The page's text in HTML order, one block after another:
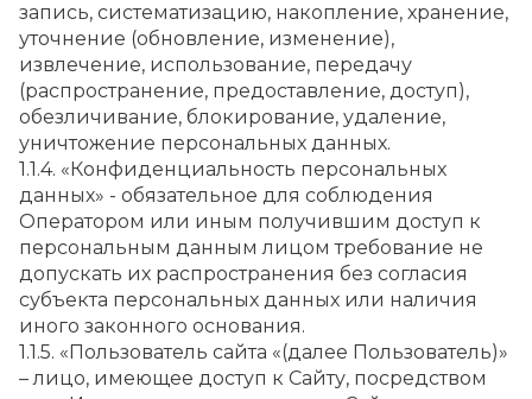
запись, систематизацию, накопление, хранение,
уточнение (обновление, изменение),
извлечение, использование, передачу
(распространение, предоставление, доступ),
обезличивание, блокирование, удаление,
уничтожение персональных данных.
1.1.4. «Конфиденциальность персональных
данных» - обязательное для соблюдения
Оператором или иным получившим доступ к
персональным данным лицом требование не
допускать их распространения без согласия
субъекта персональных данных или наличия
иного законного основания.
1.1.5. «Пользователь сайта «(далее Пользователь)»
– лицо, имеющее доступ к Сайту, посредством